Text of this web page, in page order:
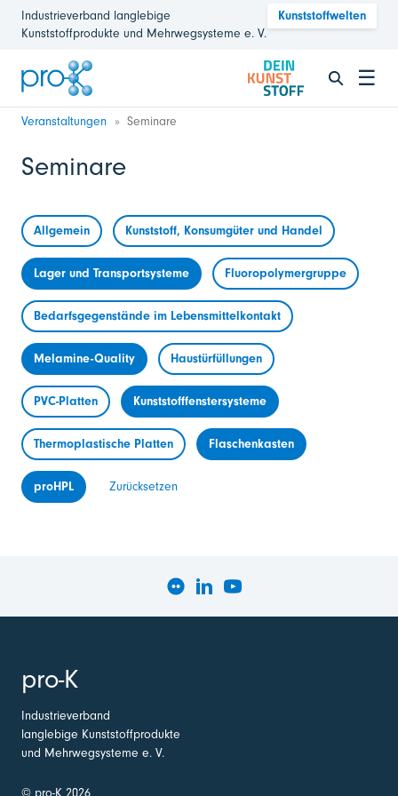
Industrieverband langlebige
Kunststoffprodukte und Mehrwegsysteme e. V.
Kunststoffwelten
☰
Veranstaltungen Seminare
Seminare
Allgemein Kunststoff, Konsumgüter und Handel
Lager und Transportsysteme Fluoropolymergruppe
Bedarfsgegenstände im Lebensmittelkontakt
Melamine-Quality Haustürfüllungen
PVC-Platten Kunststofffenstersysteme
Thermoplastische Platten Flaschenkasten
proHPL Zurücksetzen
pro-K
Industrieverband
langlebige Kunststoffprodukte
und Mehrwegsysteme e. V.
© pro-K 2026